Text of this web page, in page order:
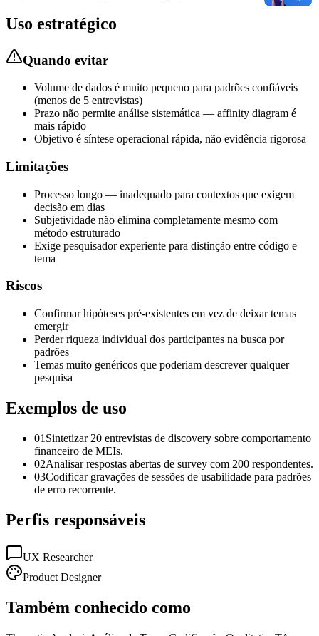
Uso estratégico
Quando evitar
Volume de dados é muito pequeno para padrões confiáveis
(menos de 5 entrevistas)
Prazo não permite análise sistemática — affinity diagram é
mais rápido
Objetivo é síntese operacional rápida, não evidência rigorosa
Limitações
Processo longo — inadequado para contextos que exigem
decisão em dias
Subjetividade não elimina completamente mesmo com
método estruturado
Exige pesquisador experiente para distinção entre código e
tema
Riscos
Confirmar hipóteses pré-existentes em vez de deixar temas
emergir
Perder riqueza individual dos participantes na busca por
padrões
Temas muito genéricos que poderiam descrever qualquer
pesquisa
Exemplos de uso
01 Sintetizar 20 entrevistas de discovery sobre comportamento
financeiro de MEIs.
02Analisar respostas abertas de survey com 200 respondentes.
03Codificar gravações de sessões de usabilidade para padrões
de erro recorrente.
Perfis responsáveis
UX Researcher
Product Designer
Também conhecido como